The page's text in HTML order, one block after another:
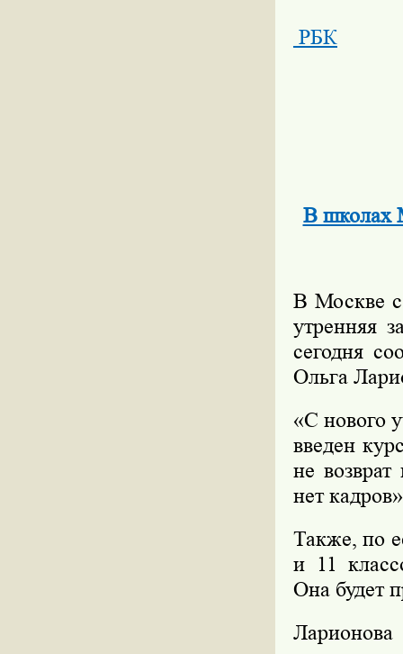
РБК
В школах
В Москве с
утренняя
сегодня
Ольга
«С нового
введен
не
нет
Также, по
и 11
Она будет